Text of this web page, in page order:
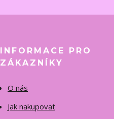
INFORMACE PRO
ZÁKAZNÍKY
O nás
Jak nakupovat